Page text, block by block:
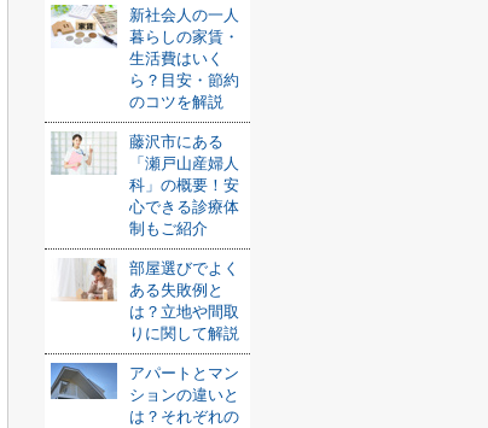
新社会人の一人
暮らしの家賃・
生活費はいく
ら？目安・節約
のコツを解説
藤沢市にある
「瀬戸山産婦人
科」の概要！安
心できる診療体
制もご紹介
部屋選びでよく
ある失敗例と
は？立地や間取
りに関して解説
アパートとマン
ションの違いと
は？それぞれの